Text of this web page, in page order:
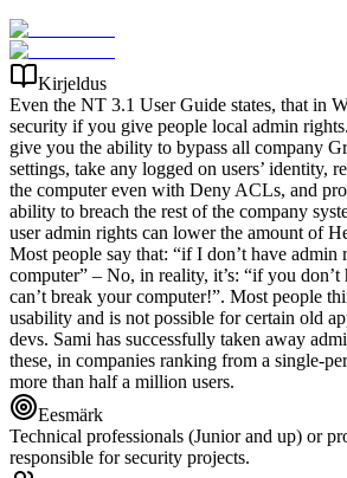
Kirjeldus
Even the NT 3.1 User Guide states, that in
security if you give people local admin
give you the ability to bypass all company
settings, take any logged on users’ identity,
the computer even with Deny ACLs, and
ability to breach the rest of the company
user admin rights can lower the amount of
Most people say that: “if I don’t have admin
computer” – No, in reality, it’s: “if you
can’t break your computer!”. Most people
usability and is not possible for certain old
devs. Sami has successfully taken away
these, in companies ranking from a single-
more than half a million users.
Eesmärk
Technical professionals (Junior and up) or
responsible for security projects.